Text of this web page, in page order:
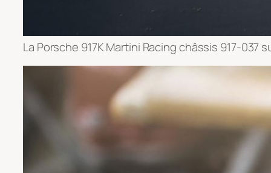
La Porsche 917K Martini Racing châssis 917-037